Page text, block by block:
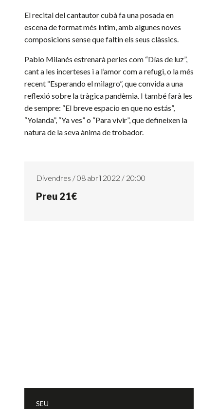
El recital del cantautor cubà fa una posada en
escena de format més íntim, amb algunes noves
composicions sense que faltin els seus clàssics.
Pablo Milanés estrenarà perles com “Días de luz”,
cant a les incerteses i a l’amor com a refugi, o la més
recent “Esperando el milagro”, que convida a una
reflexió sobre la tràgica pandèmia. I també farà les
de sempre: “El breve espacio en que no estás”,
“Yolanda”, “Ya ves” o “Para vivir”, que defineixen la
natura de la seva ànima de trobador.
Divendres / 08 abril 2022 / 20:00
Preu 21€
SEU